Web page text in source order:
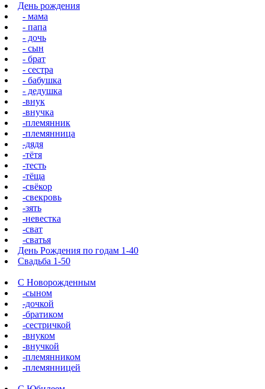
День рождения
- мама
- папа
- дочь
- сын
- брат
- сестра
- бабушка
- дедушка
-внук
-внучка
-племянник
-племянница
-дядя
-тётя
-тесть
-тёща
-свёкор
-свекровь
-зять
-невестка
-сват
-сватья
День Рождения по годам 1-40
Свадьба 1-50
С Новорожденным
-сыном
-дочкой
-братиком
-сестричкой
-внуком
-внучкой
-племянником
-племянницей